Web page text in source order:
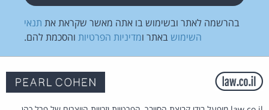
בהרשמה לאתר ובשימוש בו אתה מאשר שקראת את תנאי
השימוש באתר ומדיניות הפרטיות והסכמת להם.